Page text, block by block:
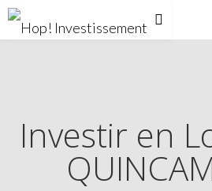
Investir en